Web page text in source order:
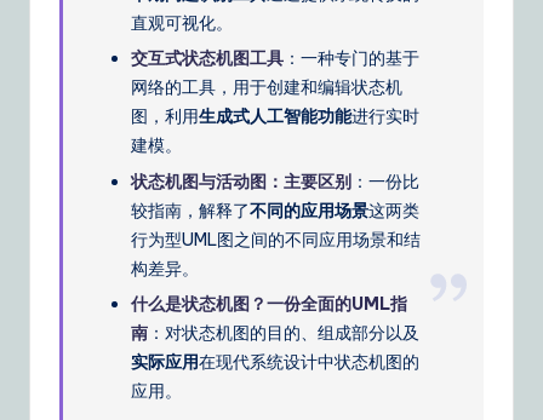
直观可视化。
交互式状态机图工具 ：一种专门的基于
网络的工具，用于创建和编辑状态机
图，利用生成式人工智能功能进行实时
建模。
状态机图与活动图：主要区别 ：一份比
较指南，解释了不同的应用场景这两类
行为型UML图之间的不同应用场景和结
构差异。
什么是状态机图？一份全面的UML指
南 ：对状态机图的目的、组成部分以及
实际应用在现代系统设计中状态机图的
应用。